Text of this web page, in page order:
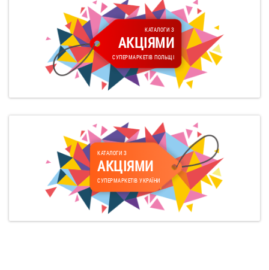
КАТАЛОГИ З
АКЦІЯМИ
СУПЕРМАРКЕТІВ ПОЛЬЩІ
КАТАЛОГИ З
АКЦІЯМИ
СУПЕРМАРКЕТІВ УКРАЇНИ